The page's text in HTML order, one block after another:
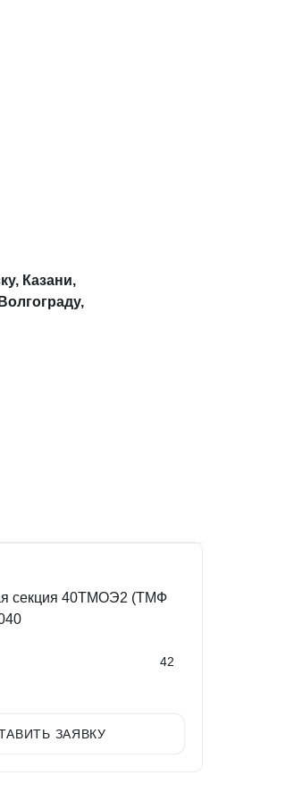
Казани,
секция 40ТМОЭ2 (ТМФ
42
ЗАЯВКУ